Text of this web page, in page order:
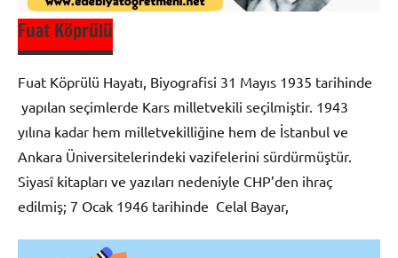
Fuat Köprülü
Fuat Köprülü Hayatı, Biyografisi 31 Mayıs 1935 tarihinde
yapılan seçimlerde Kars milletvekili seçilmiştir. 1943
yılına kadar hem milletvekilliğine hem de İstanbul ve
Ankara Üniversitelerindeki vazifelerini sürdürmüştür.
Siyasî kitapları ve yazıları nedeniyle CHP’den ihraç
edilmiş; 7 Ocak 1946 tarihinde Celal Bayar,